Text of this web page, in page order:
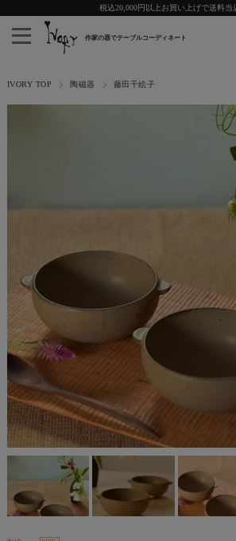
税込20,000円以上お買い上げで送料当
IVORY TOP 陶磁器 藤田千絵子